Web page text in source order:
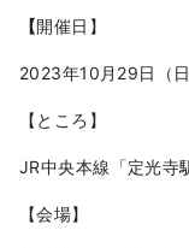
【開催日】
2023年10月29日（
【ところ】
JR中央本線「定光寺
【会場】